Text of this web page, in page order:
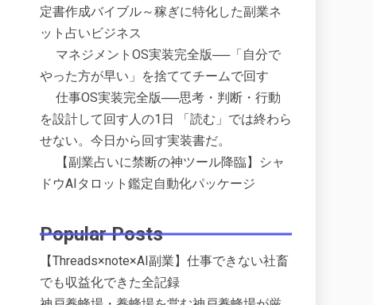
定書作成バイブル～稼ぎに特化した副業ネ
ット占いビジネス
マネジメントOS実装完全版──「自分で
やった方が早い」を捨ててチームで回す
仕事OS実装完全版──思考・判断・行動
を設計して回す人の1日 「読む」では終わら
せない。今日から回す実装書だ。
【副業占いに禁断の神ツール降臨】シャ
ドウAIタロット鑑定自動化パッケージ
Popular Posts
【Threads×note×AI副業】仕事できない社畜
でも収益化できた全記録